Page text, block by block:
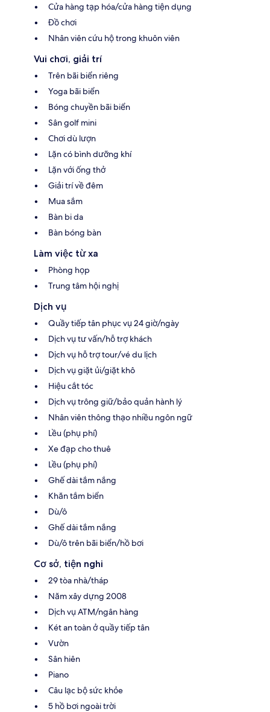
Cửa hàng tạp hóa/cửa hàng tiện dụng
Đồ chơi
Nhân viên cứu hộ trong khuôn viên
Vui chơi, giải trí
Trên bãi biển riêng
Yoga bãi biển
Bóng chuyền bãi biển
Sân golf mini
Chơi dù lượn
Lặn có bình dưỡng khí
Lặn với ống thở
Giải trí về đêm
Mua sắm
Bàn bi da
Bàn bóng bàn
Làm việc từ xa
Phòng họp
Trung tâm hội nghị
Dịch vụ
Quầy tiếp tân phục vụ 24 giờ/ngày
Dịch vụ tư vấn/hỗ trợ khách
Dịch vụ hỗ trợ tour/vé du lịch
Dịch vụ giặt ủi/giặt khô
Hiệu cắt tóc
Dịch vụ trông giữ/bảo quản hành lý
Nhân viên thông thạo nhiều ngôn ngữ
Lều (phụ phí)
Xe đạp cho thuê
Lều (phụ phí)
Ghế dài tắm nắng
Khăn tắm biển
Dù/ô
Ghế dài tắm nắng
Dù/ô trên bãi biển/hồ bơi
Cơ sở, tiện nghi
29 tòa nhà/tháp
Năm xây dựng 2008
Dịch vụ ATM/ngân hàng
Két an toàn ở quầy tiếp tân
Vườn
Sân hiên
Piano
Câu lạc bộ sức khỏe
5 hồ bơi ngoài trời